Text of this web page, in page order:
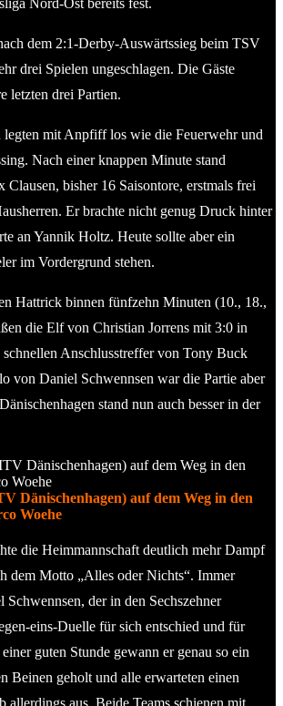
dem 2:1-Derby-Auswärtssieg beim TSV
drei Spielen ungeschlagen. Die Gäste
letzten drei Partien.
legten mit Anpfiff los wie die Feuerwehr und
Nach einer knappen Minute stand
Clausen, bisher 16 Saisontore, erstmals frei
Er brachte nicht genug Druck hinter
an Yannik Holtz. Heute sollte aber ein
im Vordergrund stehen.
Hattrick binnen fünfzehn Minuten (10., 18.,
die Elf von Christian Jorrens mit 3:0 in
Anschlusstreffer von Tony Buck
von Daniel Schwennsen war die Partie aber
stand nun auch besser in der
Dänischenhagen) auf dem Weg in den
Woehe
die Heimmannschaft deutlich mehr Dampf
dem Motto „Alles oder Nichts“. Immer
der in den Sechszehner
eins-Duelle für sich entschied und für
guten Stunde gewann er genau so ein
Beinen geholt und alle erwarteten einen
allerdings aus. Beide Teams schienen mit